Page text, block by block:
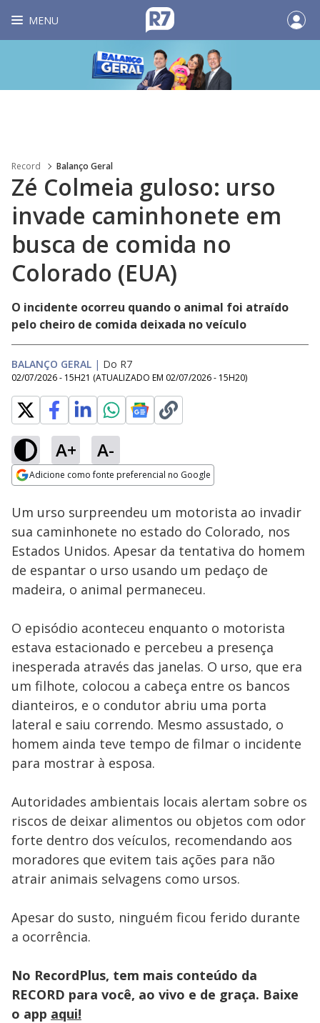
MENU
Record Balanço Geral
Zé Colmeia guloso: urso
invade caminhonete em
busca de comida no
Colorado (EUA)
O incidente ocorreu quando o animal foi atraído
pelo cheiro de comida deixada no veículo
BALANÇO GERAL | Do R7
02/07/2026 - 15H21 (ATUALIZADO EM 02/07/2026 - 15H20)
A+ A-
Adicione como fonte preferencial no Google
Ativar
100.00%
Um urso surpreendeu um motorista ao invadir
sua caminhonete no estado do Colorado, nos
Estados Unidos. Apesar da tentativa do homem
de espantar o urso usando um pedaço de
madeira, o animal permaneceu.
O episódio aconteceu enquanto o motorista
estava estacionado e percebeu a presença
inesperada através das janelas. O urso, que era
um filhote, colocou a cabeça entre os bancos
dianteiros, e o condutor abriu uma porta
lateral e saiu correndo. Mesmo assustado, o
homem ainda teve tempo de filmar o incidente
para mostrar à esposa.
Autoridades ambientais locais alertam sobre os
riscos de deixar alimentos ou objetos com odor
forte dentro dos veículos, recomendando aos
moradores que evitem tais ações para não
atrair animais selvagens como ursos.
Apesar do susto, ninguém ficou ferido durante
a ocorrência.
No RecordPlus, tem mais conteúdo da
RECORD para você, ao vivo e de graça. Baixe
o app aqui!